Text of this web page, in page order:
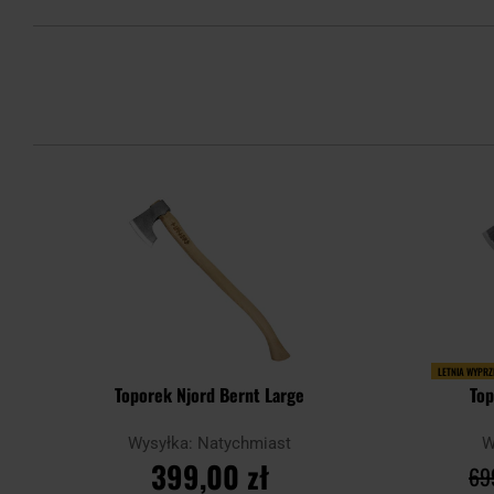
Toporek Njord Bernt Large
Wysyłka: Natychmiast
399,00 zł
LETNIA